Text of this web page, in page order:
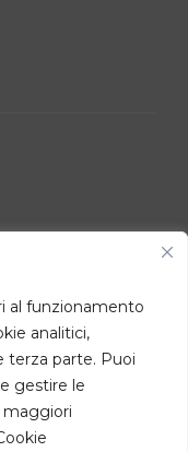
al funzionamento
analitici,
terza parte. Puoi
gestire le
maggiori